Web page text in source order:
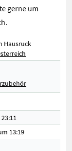
gerne um
Hausruck
13:19